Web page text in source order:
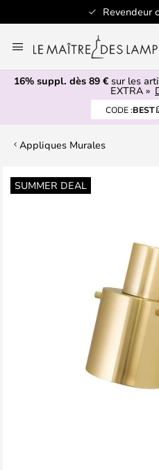
Revendeur
au
contenu
16% suppl. dès 89 € sur les
EXTRA »
CODE :BEST
Appliques Murales
SUMMER DEAL
Skip
to